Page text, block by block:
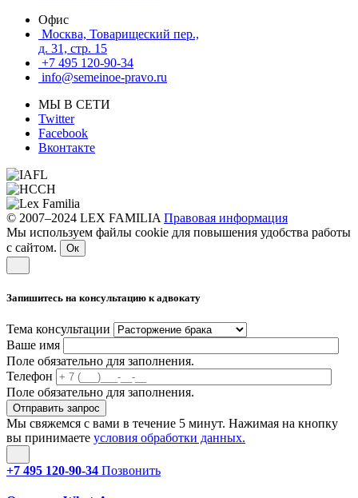
Офис
Москва, Товарищеский пер.,
д. 31, стр. 15
+7 495 120-90-34
info@semeinoe-pravo.ru
МЫ В СЕТИ
Twitter
Facebook
Вконтакте
© 2007–2024 LEX FAMILIA Правовая информация
Мы используем файлы cookie для повышения удобства работы
с сайтом.
Ок
Запишитесь на консультацию к адвокату
Тема консультации
Ваше имя
Поле обязательно для заполнения.
Телефон
Поле обязательно для заполнения.
Мы свяжемся с вами в течение 5 минут. Нажимая на кнопку
вы принимаете условия обработки данных.
+7 495 120-90-34 Позвонить